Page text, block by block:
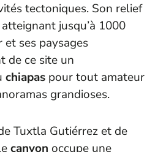
tectoniques. Son relief
jusqu’à 1000
ses paysages
de ce site un
chiapas pour tout amateur
grandioses.
Tuxtla Gutiérrez et de
canyon occupe une